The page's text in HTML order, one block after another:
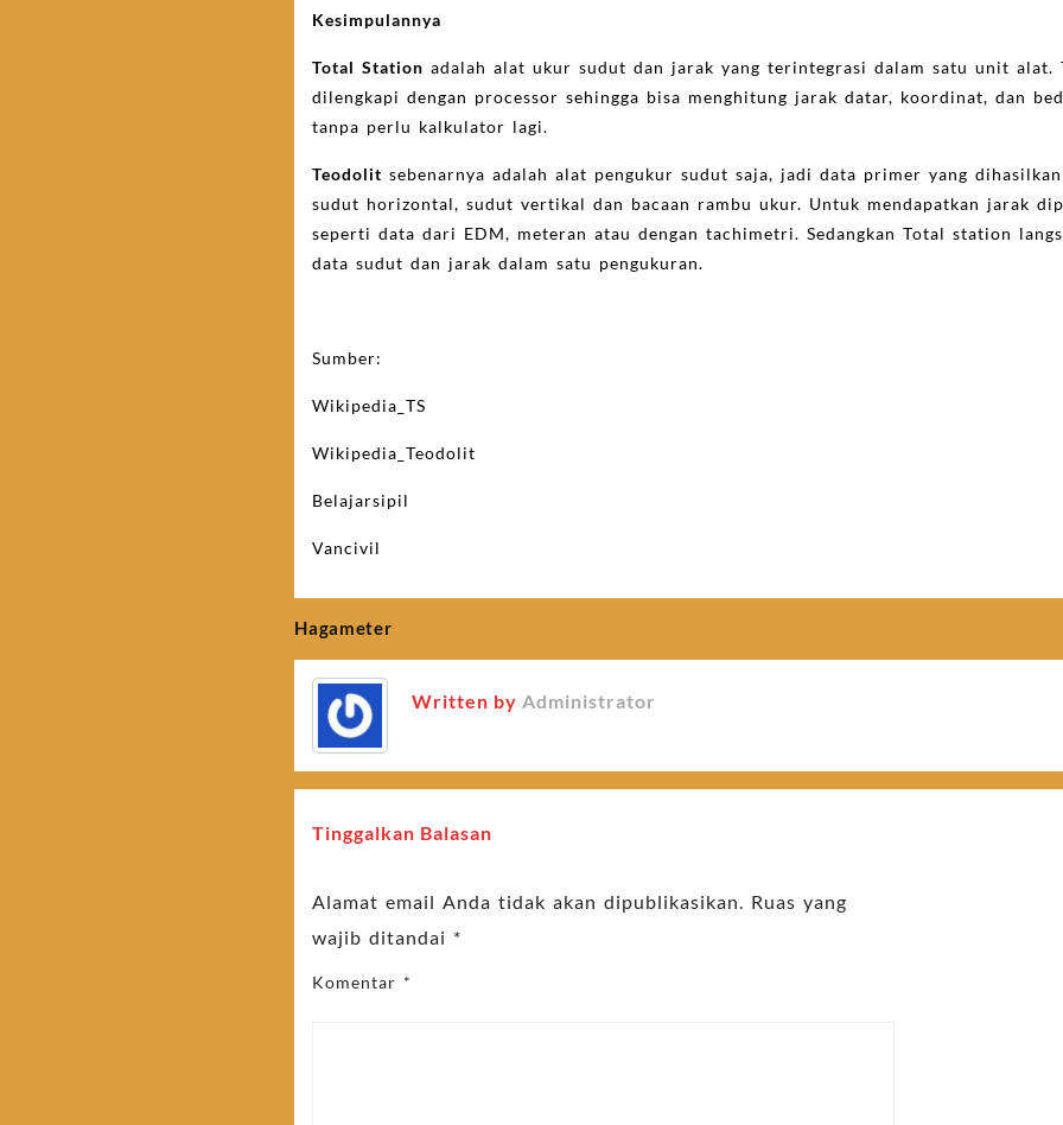
Kesimpulannya
Total Station adalah alat ukur sudut dan jarak yang terintegrasi dalam satu unit alat.
dilengkapi dengan processor sehingga bisa menghitung jarak datar, koordinat, dan
tanpa perlu kalkulator lagi.
Teodolit sebenarnya adalah alat pengukur sudut saja, jadi data primer yang
sudut horizontal, sudut vertikal dan bacaan rambu ukur. Untuk mendapatkan jarak
seperti data dari EDM, meteran atau dengan tachimetri. Sedangkan Total station
data sudut dan jarak dalam satu pengukuran.
Sumber:
Wikipedia_TS
Wikipedia_Teodolit
Belajarsipil
Vancivil
Navigasi
pos
Hagameter
Written byAdministrator
Tinggalkan Balasan
Alamat email Anda tidak akan dipublikasikan. Ruas yang
wajib ditandai *
Komentar *